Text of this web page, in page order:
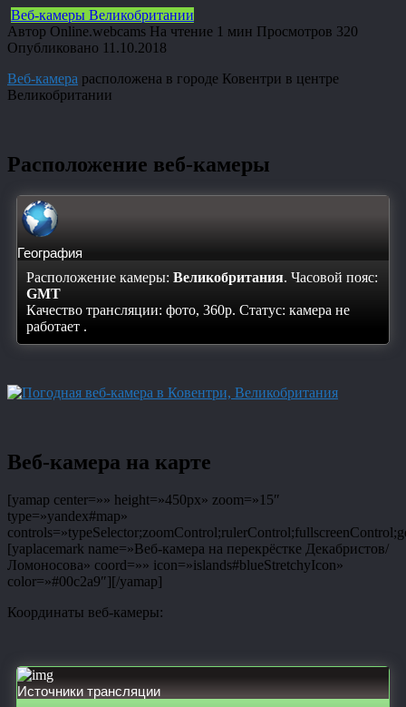
Веб-камеры Великобритании
Автор Online.webcams На чтение 1 мин Просмотров 320
Опубликовано 11.10.2018
Веб-камера расположена в городе Ковентри в центре
Великобритании
Расположение веб-камеры
География
Расположение камеры: Великобритания. Часовой пояс:
GMT
Качество трансляции: фото, 360p. Статус: камера не
работает .
Веб-камера на карте
[yamap center=»» height=»450px» zoom=»15″
type=»yandex#map»
[yaplacemark name=»Веб-камера на перекрёстке Декабристов/
Ломоносова» coord=»» icon=»islands#blueStretchyIcon»
color=»#00c2a9″][/yamap]
Координаты веб-камеры:
Источники трансляции